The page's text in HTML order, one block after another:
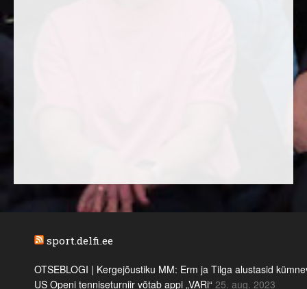
sport.delfi.ee
OTSEBLOGI | Kergejõustiku MM: Erm ja Tilga alustasid
US Openi tenniseturniir võtab appi „VARi“ 25. aug. 2023